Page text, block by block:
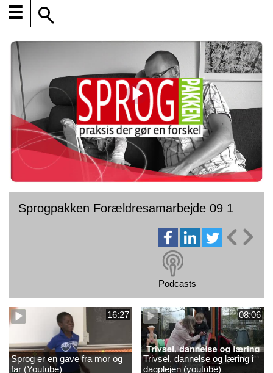
☰
Sprogpakken Forældresamarbejde 09 1
Podcasts
16:27
Sprog er en gave fra mor og
far (Youtube)
08:06
Trivsel, dannelse og læring i
dagplejen (youtube)